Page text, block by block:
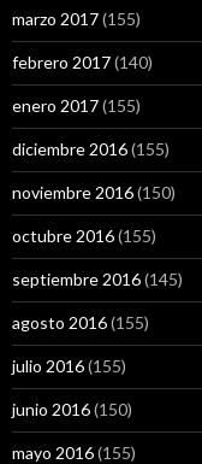
marzo 2017(155)
febrero 2017(140)
enero 2017(155)
diciembre 2016(155)
noviembre 2016(150)
octubre 2016(155)
septiembre 2016(145)
agosto 2016(155)
julio 2016(155)
junio 2016(150)
mayo 2016(155)